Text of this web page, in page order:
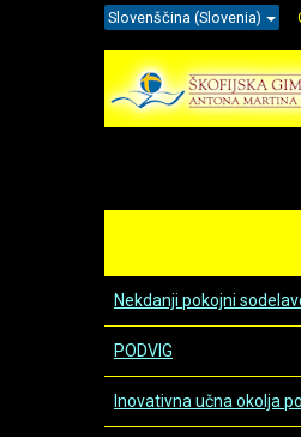
Slovenščina (Slovenia)
Nekdanji pokojni
PODVIG
Inovativna učna okolja